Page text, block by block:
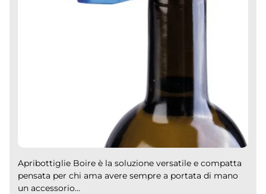
Apribottiglie Boire è la soluzione versatile e compatta
pensata per chi ama avere sempre a portata di mano
un accessorio...